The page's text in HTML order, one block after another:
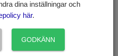
hälsovårdsutrustning,
hälsovårdstjänster.
Markets –
Är en amerikansk
i tillväxtmarknader som Asien,
dina inställningar och
här.
GODKÄNN